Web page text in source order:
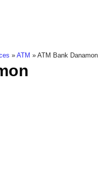
» ATM » ATM Bank Danamon